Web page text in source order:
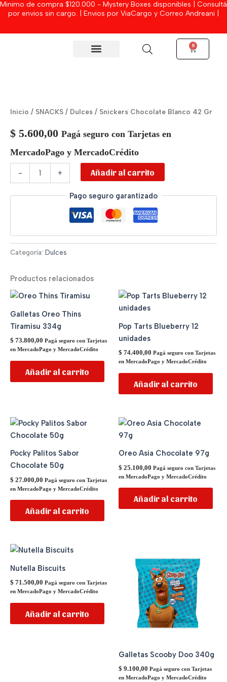
Ir
Minimo de compra $120.000 - Mystery Boxes disponibles | Consultá
por envios sin cargo. | Envios por ViaCargo y Correo Andreani |
0
Cart
Inicio / SNACKS / Dulces / Snickers Chocolate Blanco 42 Gr
$ 5.600,00 Pagá seguro con Tarjetas en
MercadoPago y MercadoCrédito
-
42
cantidad
+ Añadir al carrito
Pago seguro garantizado
Categoría: Dulces
Productos relacionados
Galletas Oreo Thins
Tiramisu 334g
$ 73.800,00 Pagá seguro con Tarjetas
en MercadoPago y MercadoCrédito
Añadir al carrito
Pop Tarts Blueberry 12
unidades
$ 74.400,00 Pagá seguro con Tarjetas
en MercadoPago y MercadoCrédito
Añadir al carrito
Pocky Palitos Sabor
Chocolate 50g
$ 27.000,00 Pagá seguro con Tarjetas
en MercadoPago y MercadoCrédito
Añadir al carrito
Oreo Asia Chocolate 97g
$ 25.100,00 Pagá seguro con Tarjetas
en MercadoPago y MercadoCrédito
Añadir al carrito
Nutella Biscuits
$ 71.500,00 Pagá seguro con Tarjetas
en MercadoPago y MercadoCrédito
Añadir al carrito
Galletas Scooby Doo 340g
$ 9.100,00 Pagá seguro con Tarjetas
en MercadoPago y MercadoCrédito